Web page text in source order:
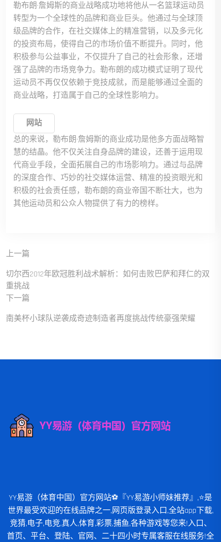
勒布朗·詹姆斯的商业战略成功地将他从一名篮球运动员
转型为一个全球性的品牌和商业巨头。他通过与全球顶
级品牌的合作，在社交媒体上的精准营销，以及多元化
的投资布局，使得自己的市场价值不断提升。同时，他
积极参与公益事业，不仅提升了自己的社会形象，还增
强了品牌的市场竞争力。勒布朗的成功模式证明了现代
运动员不再仅仅依赖于竞技成就，而是能够通过全面的
商业战略，打造属于自己的全球性影响力。
网站
总的来说，勒布朗·詹姆斯的商业成功是他多方面战略智
慧的结晶。他不仅关注自身品牌的建设，还善于运用现
代商业手段，全面拓展自己的市场影响力。通过与品牌
的深度合作、巧妙的社交媒体运营、精准的投资眼光和
积极的社会责任感，勒布朗的商业帝国不断壮大，也为
其他运动员和公众人物提供了有力的榜样。
上一篇
切尔西2012年欧冠胜利战术解析：如何击败巴萨和拜仁的双
重挑战
下一篇
南美杯小球队逆袭成奇迹制造者再度挑战传统豪强荣耀
YY易游（体育中国）官方网站⚽️『YY易游小师妹推荐』,⭐️是
世界最受欢迎的在线品牌之一,网页版登录入口,全站app下载,
竞猜,电子,电竞,真人,体育,彩票,捕鱼,各种游戏等您来!入口、
首页、平台、登陆、官网、二十四小时专属客服在线服务!全